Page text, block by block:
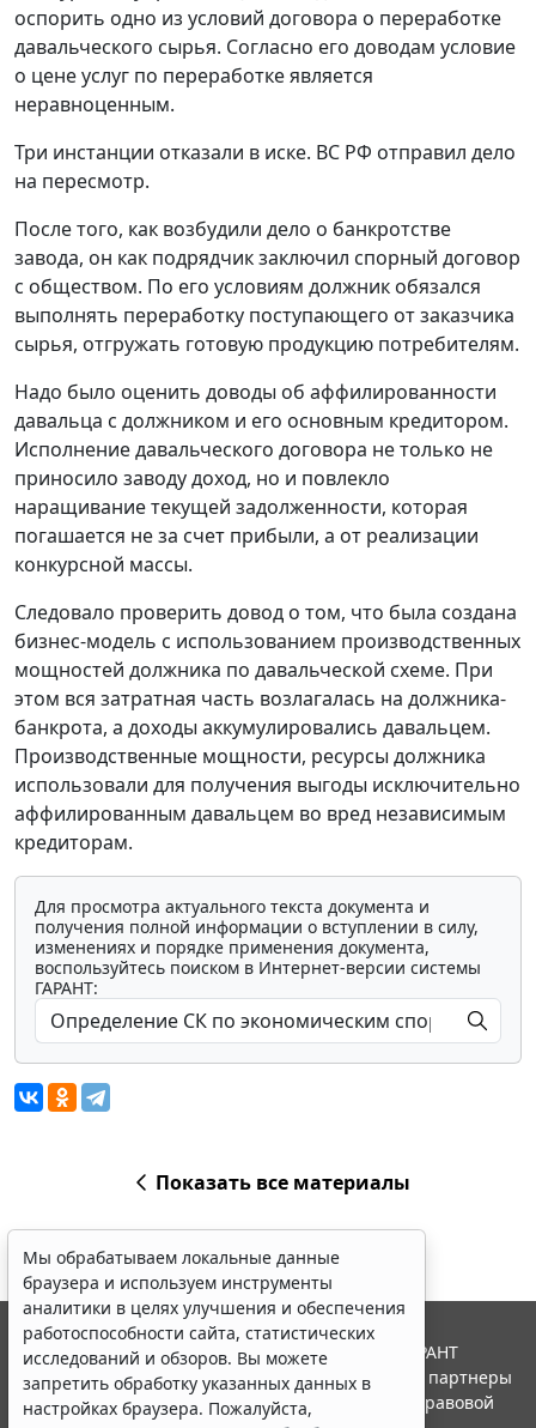
оспорить одно из условий договора о переработке
давальческого сырья. Согласно его доводам условие
о цене услуг по переработке является
неравноценным.
Три инстанции отказали в иске. ВС РФ отправил дело
на пересмотр.
После того, как возбудили дело о банкротстве
завода, он как подрядчик заключил спорный договор
с обществом. По его условиям должник обязался
выполнять переработку поступающего от заказчика
сырья, отгружать готовую продукцию потребителям.
Надо было оценить доводы об аффилированности
давальца с должником и его основным кредитором.
Исполнение давальческого договора не только не
приносило заводу доход, но и повлекло
наращивание текущей задолженности, которая
погашается не за счет прибыли, а от реализации
конкурсной массы.
Следовало проверить довод о том, что была создана
бизнес-модель с использованием производственных
мощностей должника по давальческой схеме. При
этом вся затратная часть возлагалась на должника-
банкрота, а доходы аккумулировались давальцем.
Производственные мощности, ресурсы должника
использовали для получения выгоды исключительно
аффилированным давальцем во вред независимым
кредиторам.
Для просмотра актуального текста документа и
получения полной информации о вступлении в силу,
изменениях и порядке применения документа,
воспользуйтесь поиском в Интернет-версии системы
ГАРАНТ:
Показать все материалы
Мы обрабатываем локальные данные
браузера и используем инструменты
аналитики в целях улучшения и обеспечения
работоспособности сайта, статистических
исследований и обзоров. Вы можете
запретить обработку указанных данных в
настройках браузера. Пожалуйста,
© ООО "НПП "ГАРАНТ-СЕРВИС", 2026. Система ГАРАНТ
выпускается с 1990 года. Компания "Гарант" и ее партнеры
являются участниками Российской ассоциации правовой